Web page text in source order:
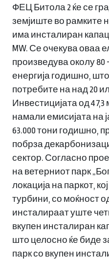
ФЕЦ Битола 2 ќе се
земјиште во рамките
има инсталиран
MW. Се очекува оваа
произведува околу 80
енергија годишно,
потребите на над 20
Инвестицијата од 47,3
намали емисијата на
63.000 тони годишно,
побрза
сектор. Согласно
на ветерниот парк
локација на паркот,
турбини, со моќност од
инсталираат уште
вкупен инсталиран
што целосно ќе биде
парк со вкупен